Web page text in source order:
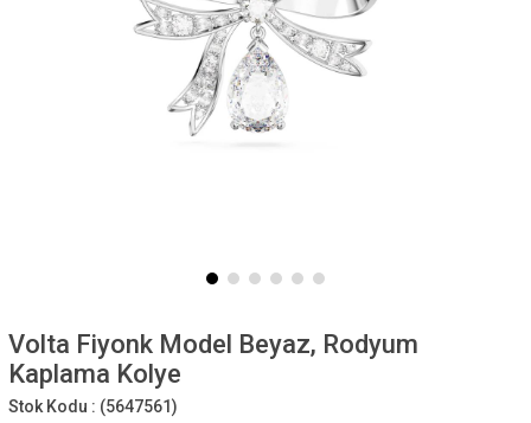
Volta Fiyonk Model Beyaz, Rodyum
Kaplama Kolye
Stok Kodu : (5647561)